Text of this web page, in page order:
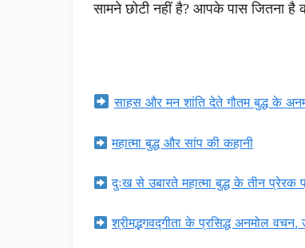
सामने छोटी नहीं है? आपके पास जितना है
साहस और मन शांति देते गौतम बुद्ध के
महात्मा बुद्ध और सांप की कहानी
दुःख से उबारते महात्मा बुद्ध के तीन प्रेरक
श्रीमद्भगवद्गीता के प्रसिद्ध अनमोल वचन,